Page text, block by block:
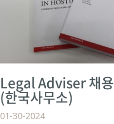
Legal Adviser 채용
(한국사무소)
01-30-2024